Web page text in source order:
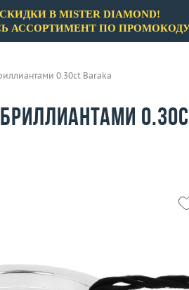
В MISTER DIAMOND!
АССОРТИМЕНТ ПО
0.30ct Baraka